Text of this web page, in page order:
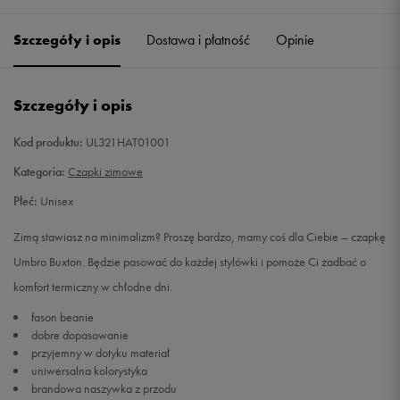
Szczegóły i opis Dostawa i płatność Opinie
Szczegóły i opis
Kod produktu: UL321HAT01001
Kategoria: Czapki zimowe
Płeć: Unisex
Zimą stawiasz na minimalizm? Proszę bardzo, mamy coś dla Ciebie – czapkę
Umbro Buxton. Będzie pasować do każdej stylówki i pomoże Ci zadbać o
komfort termiczny w chłodne dni.
fason beanie
dobre dopasowanie
przyjemny w dotyku materiał
uniwersalna kolorystyka
brandowa naszywka z przodu